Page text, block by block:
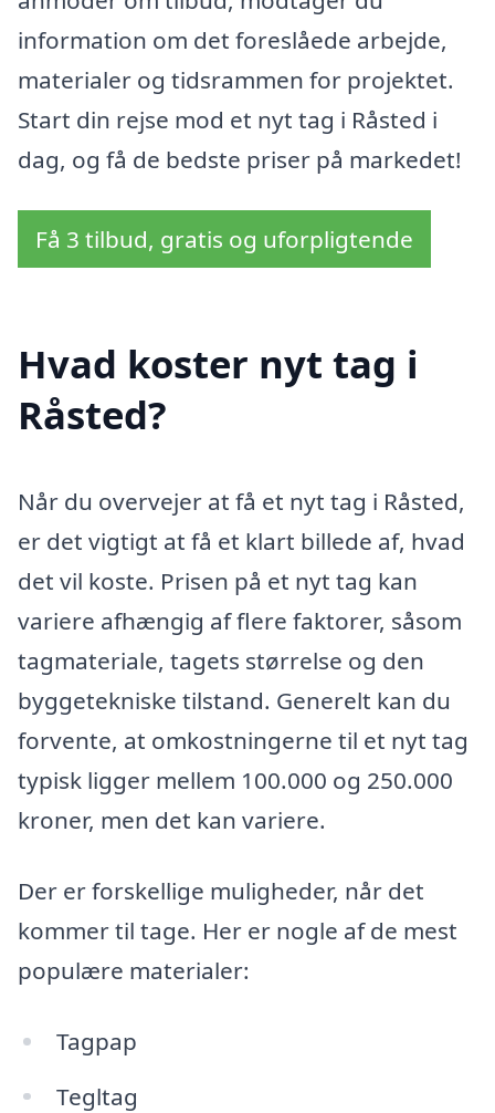
information om det foreslåede arbejde,
materialer og tidsrammen for projektet.
Start din rejse mod et nyt tag i Råsted i
dag, og få de bedste priser på markedet!
Få 3 tilbud, gratis og uforpligtende
Hvad koster nyt tag i
Råsted?
Når du overvejer at få et nyt tag i Råsted,
er det vigtigt at få et klart billede af, hvad
det vil koste. Prisen på et nyt tag kan
variere afhængig af flere faktorer, såsom
tagmateriale, tagets størrelse og den
byggetekniske tilstand. Generelt kan du
forvente, at omkostningerne til et nyt tag
typisk ligger mellem 100.000 og 250.000
kroner, men det kan variere.
Der er forskellige muligheder, når det
kommer til tage. Her er nogle af de mest
populære materialer:
Tagpap
Tegltag